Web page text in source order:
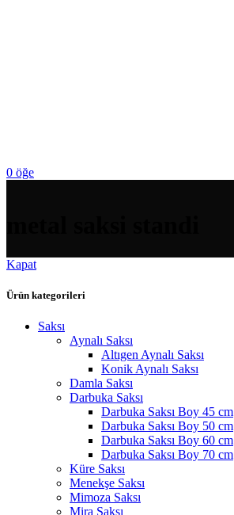
0 öğe
Kapat
Ürün kategorileri
Saksı
Aynalı Saksı
Altıgen Aynalı Saksı
Konik Aynalı Saksı
Damla Saksı
Darbuka Saksı
Darbuka Saksı Boy 45 cm
Darbuka Saksı Boy 50 cm
Darbuka Saksı Boy 60 cm
Darbuka Saksı Boy 70 cm
Küre Saksı
Menekşe Saksı
Mimoza Saksı
Mira Saksı